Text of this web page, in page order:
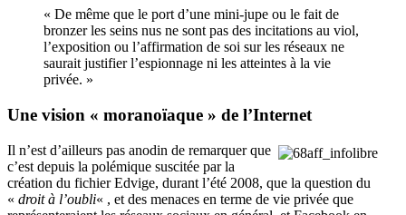
« De même que le port d’une mini-jupe ou le fait de
bronzer les seins nus ne sont pas des incitations au viol,
l’exposition ou l’affirmation de soi sur les réseaux ne
saurait justifier l’espionnage ni les atteintes à la vie
privée. »
Une vision « moranoïaque » de l’Internet
Il n’est d’ailleurs pas anodin de remarquer que
c’est depuis la polémique suscitée par la
création du fichier Edvige, durant l’été 2008, que la question du
« droit à l’oubli« , et des menaces en terme de vie privée que